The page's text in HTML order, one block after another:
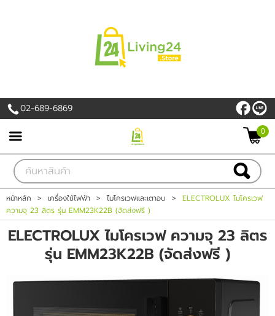
สมัครสมาชิก
สินค้าที่สนใจ( 0 )
PROMOTION
สินค้า
แบรนด์
เครื่องใช้ไฟฟ้า
อาหารและเครื่องดื่ม
02-689-6869
0
หน้าหลัก > เครื่องใช้ไฟฟ้า > ไมโครเวฟและเตาอบ >
ELECTROLUX ไมโครเวฟ
ความจุ 23 ลิตร รุ่น EMM23K22B (จัดส่งฟรี )
ELECTROLUX ไมโครเวฟ ความจุ 23 ลิตร
รุ่น EMM23K22B (จัดส่งฟรี )